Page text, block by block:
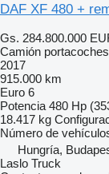
DAF XF 480 +
Gs. 284.800.000
Camión portacoches
2017
915.000 km
Euro 6
Potencia 480 Hp
18.417 kg
Número de
Hungría,
Laslo Truck